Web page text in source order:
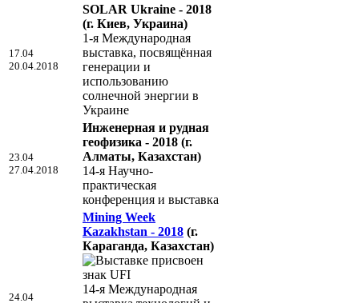
17.04
20.04.2018
SOLAR Ukraine - 2018
(г. Киев, Украина)
1-я Международная
выставка, посвящённая
генерации и
использованию
солнечной энергии в
Украине
23.04
27.04.2018
Инженерная и рудная
геофизика - 2018 (г.
Алматы, Казахстан)
14-я Научно-
практическая
конференция и выставка
24.04
Mining Week
Kazakhstan - 2018 (г.
Караганда, Казахстан)
14-я Международная